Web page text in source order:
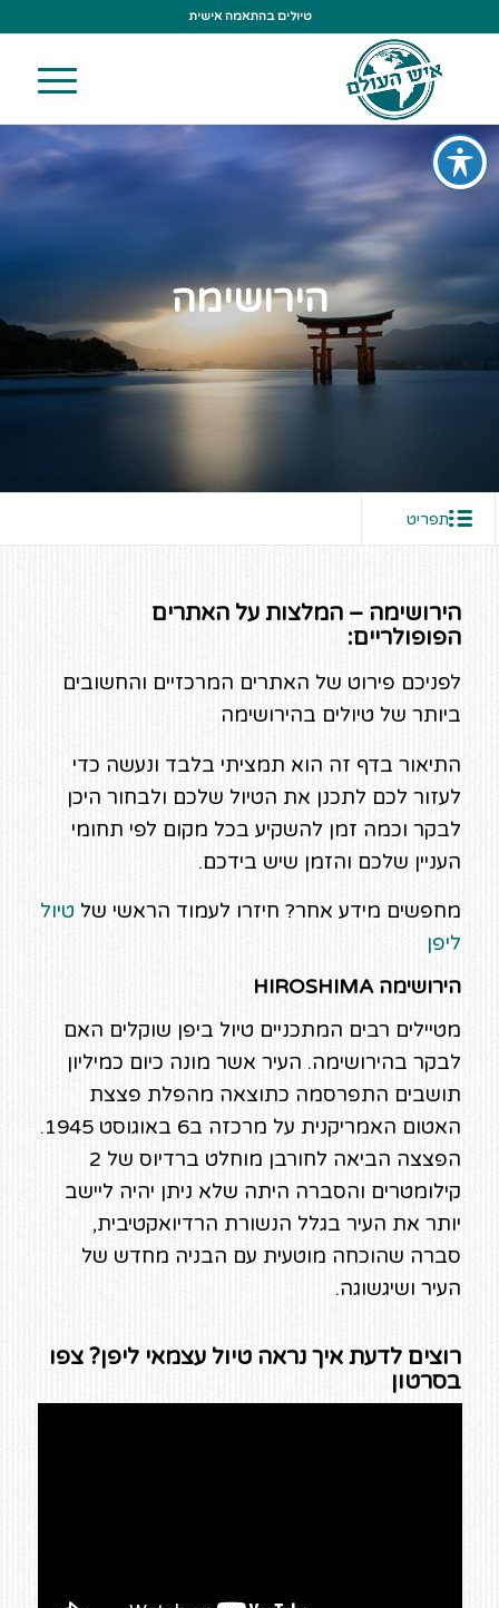
טיולים בהתאמה אישית
הירושימה
תפריט
הירושימה – המלצות על האתרים
הפופולריים:
לפניכם פירוט של האתרים המרכזיים והחשובים
ביותר של טיולים בהירושימה
התיאור בדף זה הוא תמציתי בלבד ונעשה כדי
לעזור לכם לתכנן את הטיול שלכם ולבחור היכן
לבקר וכמה זמן להשקיע בכל מקום לפי תחומי
העניין שלכם והזמן שיש בידכם.
מחפשים מידע אחר? חיזרו לעמוד הראשי של טיול
ליפן
הירושימה HIROSHIMA
מטיילים רבים המתכניים טיול ביפן שוקלים האם
לבקר בהירושימה. העיר אשר מונה כיום כמיליון
תושבים התפרסמה כתוצאה מהפלת פצצת
האטום האמריקנית על מרכזה ב6 באוגוסט 1945.
הפצצה הביאה לחורבן מוחלט ברדיוס של 2
קילומטרים והסברה היתה שלא ניתן יהיה ליישב
יותר את העיר בגלל הנשורת הרדיואקטיבית,
סברה שהוכחה מוטעית עם הבניה מחדש של
העיר ושיגשוגה.
רוצים לדעת איך נראה טיול עצמאי ליפן? צפו
בסרטון